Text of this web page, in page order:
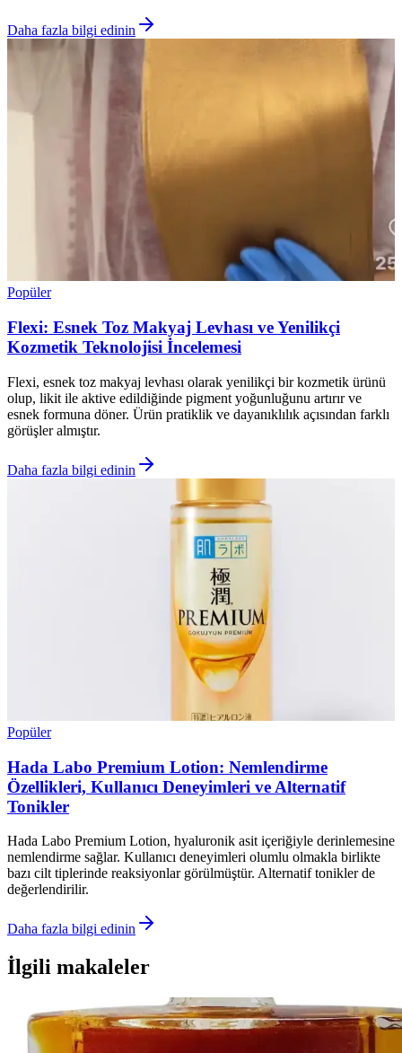
Daha fazla bilgi edinin
Popüler
Flexi: Esnek Toz Makyaj Levhası ve Yenilikçi
Kozmetik Teknolojisi İncelemesi
Flexi, esnek toz makyaj levhası olarak yenilikçi bir kozmetik ürünü
olup, likit ile aktive edildiğinde pigment yoğunluğunu artırır ve
esnek formuna döner. Ürün pratiklik ve dayanıklılık açısından farklı
görüşler almıştır.
Daha fazla bilgi edinin
Popüler
Hada Labo Premium Lotion: Nemlendirme
Özellikleri, Kullanıcı Deneyimleri ve Alternatif
Tonikler
Hada Labo Premium Lotion, hyaluronik asit içeriğiyle derinlemesine
nemlendirme sağlar. Kullanıcı deneyimleri olumlu olmakla birlikte
bazı cilt tiplerinde reaksiyonlar görülmüştür. Alternatif tonikler de
değerlendirilir.
Daha fazla bilgi edinin
İlgili makaleler